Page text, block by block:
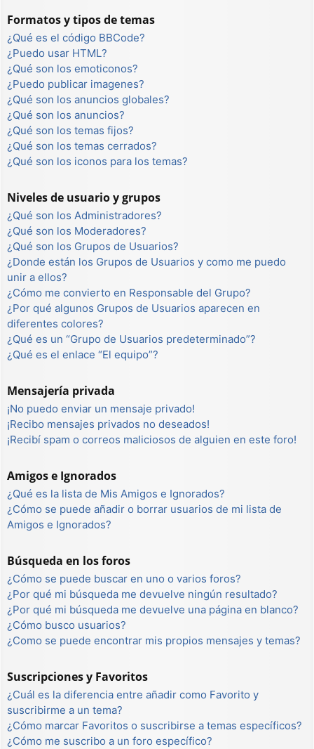
Formatos y tipos de temas
¿Qué es el código BBCode?
¿Puedo usar HTML?
¿Qué son los emoticonos?
¿Puedo publicar imagenes?
¿Qué son los anuncios globales?
¿Qué son los anuncios?
¿Qué son los temas fijos?
¿Qué son los temas cerrados?
¿Qué son los iconos para los temas?
Niveles de usuario y grupos
¿Qué son los Administradores?
¿Qué son los Moderadores?
¿Qué son los Grupos de Usuarios?
¿Donde están los Grupos de Usuarios y como me puedo
unir a ellos?
¿Cómo me convierto en Responsable del Grupo?
¿Por qué algunos Grupos de Usuarios aparecen en
diferentes colores?
¿Qué es un “Grupo de Usuarios predeterminado”?
¿Qué es el enlace “El equipo”?
Mensajería privada
¡No puedo enviar un mensaje privado!
¡Recibo mensajes privados no deseados!
¡Recibí spam o correos maliciosos de alguien en este foro!
Amigos e Ignorados
¿Qué es la lista de Mis Amigos e Ignorados?
¿Cómo se puede añadir o borrar usuarios de mi lista de
Amigos e Ignorados?
Búsqueda en los foros
¿Cómo se puede buscar en uno o varios foros?
¿Por qué mi búsqueda me devuelve ningún resultado?
¿Por qué mi búsqueda me devuelve una página en blanco?
¿Cómo busco usuarios?
¿Como se puede encontrar mis propios mensajes y temas?
Suscripciones y Favoritos
¿Cuál es la diferencia entre añadir como Favorito y
suscribirme a un tema?
¿Cómo marcar Favoritos o suscribirse a temas específicos?
¿Cómo me suscribo a un foro específico?